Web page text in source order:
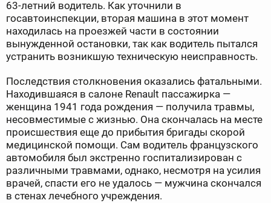
63-летний водитель. Как уточнили в
госавтоинспекции, вторая машина в этот момент
находилась на проезжей части в состоянии
вынужденной остановки, так как водитель пытался
устранить возникшую техническую неисправность.
Последствия столкновения оказались фатальными.
Находившаяся в салоне Renault пассажирка —
женщина 1941 года рождения — получила травмы,
несовместимые с жизнью. Она скончалась на месте
происшествия еще до прибытия бригады скорой
медицинской помощи. Сам водитель французского
автомобиля был экстренно госпитализирован с
различными травмами, однако, несмотря на усилия
врачей, спасти его не удалось — мужчина скончался
в стенах лечебного учреждения.